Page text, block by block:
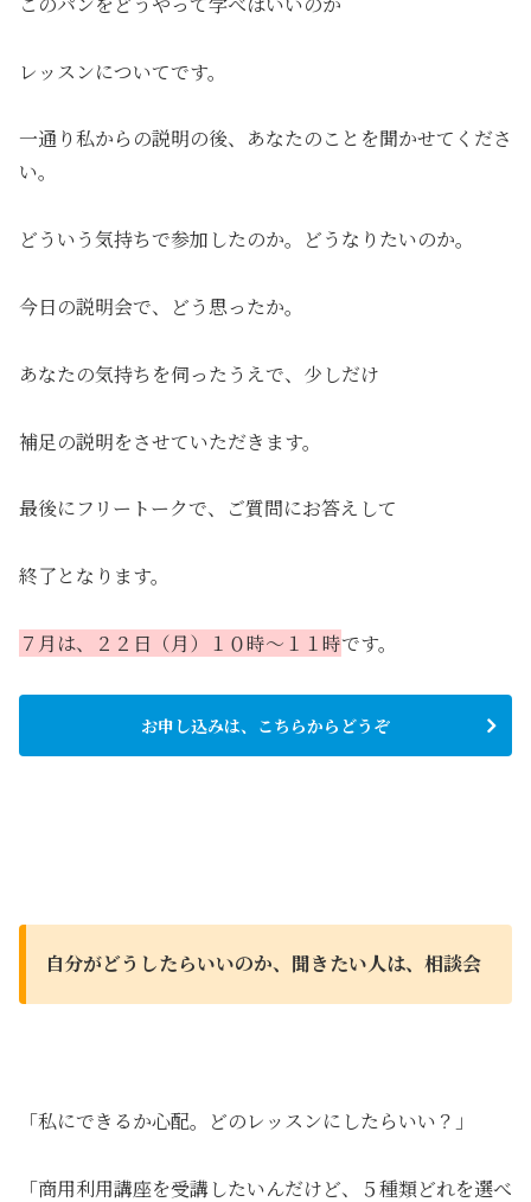
レッスンについてです。
一通り私からの説明の後、あなたのことを聞かせてくださ
い。
どういう気持ちで参加したのか。どうなりたいのか。
今日の説明会で、どう思ったか。
あなたの気持ちを伺ったうえで、少しだけ
補足の説明をさせていただきます。
最後にフリートークで、ご質問にお答えして
終了となります。
７月は、２２日（月）１０時～１１時です。
お申し込みは、こちらからどうぞ
自分がどうしたらいいのか、聞きたい人は、相談会
「私にできるか心配。どのレッスンにしたらいい？」
「商用利用講座を受講したいんだけど、５種類どれを選べ